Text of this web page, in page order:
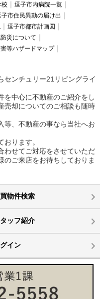
校
逗子市内病院一覧
子市住民異動の届け出
逗子市都市計画図
災について
等ハザードマップ
センチュリー21リビングライ
を中心に不動産のご紹介をし
売却についてのご相談も随時
等、不動産の事なら当社へお
ります。
わせてご対応をさせていただ
のご来店をお待ちしておりま
物件検索
ッフ紹介
イン